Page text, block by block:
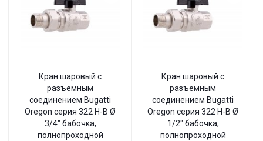
Кран шаровый с
разъемным
соединением Bugatti
Oregon серия 322 Н-В Ø
3/4" бабочка,
полнопроходной
Кран шаровый с
разъемным
соединением Bugatti
Oregon серия 322 Н-В Ø
1/2" бабочка,
полнопроходной